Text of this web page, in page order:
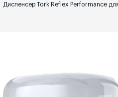
Диспенсер Tork Reflex Performance